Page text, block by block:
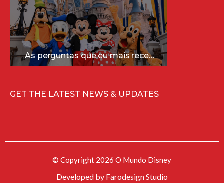
As perguntas que eu mais recebo sobre a Disney (e as respostas mais sinceras!)
GET THE LATEST NEWS & UPDATES
© Copyright 2026 O Mundo Disney
Developed by Farodesign Studio